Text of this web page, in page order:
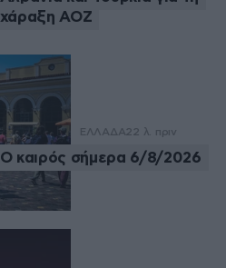
χάραξη ΑΟΖ
ΕΛΛΑΔΑ22 λ. πριν
Ο καιρός σήμερα 6/8/2026